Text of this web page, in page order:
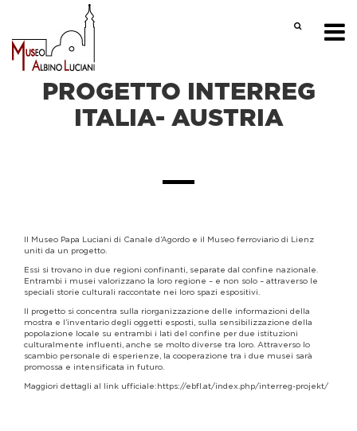
PROGETTO INTERREG
ITALIA- AUSTRIA
Il Museo Papa Luciani di Canale d’Agordo e il Museo ferroviario di Lienz
uniti da un progetto.
Essi si trovano in due regioni confinanti, separate dal confine nazionale.
Entrambi i musei valorizzano la loro regione – e non solo – attraverso le
speciali storie culturali raccontate nei loro spazi espositivi.
Il progetto si concentra sulla riorganizzazione delle informazioni della
mostra e l’inventario degli oggetti esposti, sulla sensibilizzazione della
popolazione locale su entrambi i lati del confine per due istituzioni
culturalmente influenti, anche se molto diverse tra loro. Attraverso lo
scambio personale di esperienze, la cooperazione tra i due musei sarà
promossa e intensificata in futuro.
Maggiori dettagli al link ufficiale:https://ebfl.at/index.php/interreg-projekt/